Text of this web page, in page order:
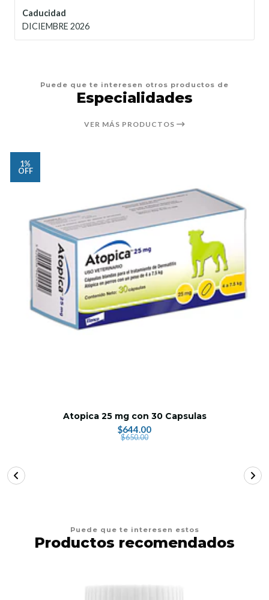
Caducidad
DICIEMBRE 2026
Puede que te interesen otros productos de
Especialidades
VER MÁS PRODUCTOS
1%
OFF
Atopica 25 mg con 30 Capsulas
$644.00
$650.00
Puede que te interesen estos
Productos recomendados